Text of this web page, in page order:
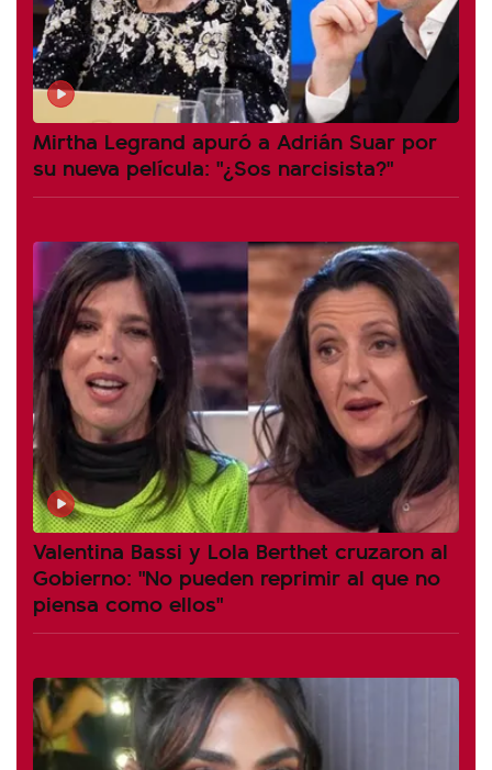
Mirtha Legrand apuró a Adrián Suar por
su nueva película: "¿Sos narcisista?"
Valentina Bassi y Lola Berthet cruzaron al
Gobierno: "No pueden reprimir al que no
piensa como ellos"